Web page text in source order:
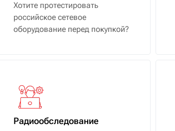
Хотите протестировать
российское сетевое
оборудование перед покупкой?
Радиообследование